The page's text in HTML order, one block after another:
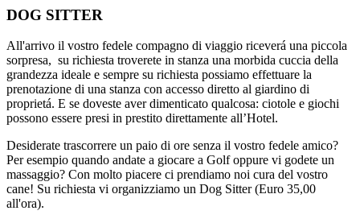
DOG SITTER
All'arrivo il vostro fedele compagno di viaggio riceverá una piccola
sorpresa, su richiesta troverete in stanza una morbida cuccia della
grandezza ideale e sempre su richiesta possiamo effettuare la
prenotazione di una stanza con accesso diretto al giardino di
proprietá. E se doveste aver dimenticato qualcosa: ciotole e giochi
possono essere presi in prestito direttamente all’Hotel.
Desiderate trascorrere un paio di ore senza il vostro fedele amico?
Per esempio quando andate a giocare a Golf oppure vi godete un
massaggio? Con molto piacere ci prendiamo noi cura del vostro
cane! Su richiesta vi organizziamo un Dog Sitter (Euro 35,00
all'ora).